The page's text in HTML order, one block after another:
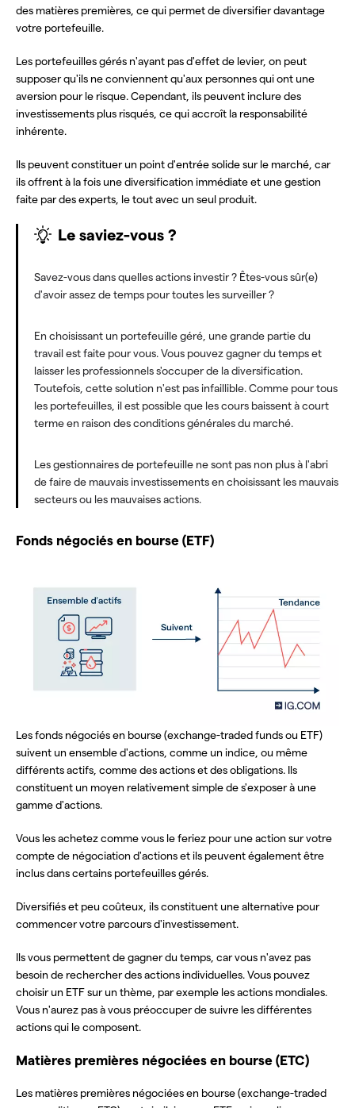
des matières premières, ce qui permet de diversifier davantage
votre portefeuille.
Les portefeuilles gérés n'ayant pas d'effet de levier, on peut
supposer qu'ils ne conviennent qu'aux personnes qui ont une
aversion pour le risque. Cependant, ils peuvent inclure des
investissements plus risqués, ce qui accroît la responsabilité
inhérente.
Ils peuvent constituer un point d'entrée solide sur le marché, car
ils offrent à la fois une diversification immédiate et une gestion
faite par des experts, le tout avec un seul produit.
Le saviez-vous ?
Savez-vous dans quelles actions investir ? Êtes-vous sûr(e)
d'avoir assez de temps pour toutes les surveiller ?
En choisissant un portefeuille géré, une grande partie du
travail est faite pour vous. Vous pouvez gagner du temps et
laisser les professionnels s'occuper de la diversification.
Toutefois, cette solution n'est pas infaillible. Comme pour tous
les portefeuilles, il est possible que les cours baissent à court
terme en raison des conditions générales du marché.
Les gestionnaires de portefeuille ne sont pas non plus à l'abri
de faire de mauvais investissements en choisissant les mauvais
secteurs ou les mauvaises actions.
Fonds négociés en bourse (ETF)
Les fonds négociés en bourse (exchange-traded funds ou ETF)
suivent un ensemble d'actions, comme un indice, ou même
différents actifs, comme des actions et des obligations. Ils
constituent un moyen relativement simple de s'exposer à une
gamme d'actions.
Vous les achetez comme vous le feriez pour une action sur votre
compte de négociation d'actions et ils peuvent également être
inclus dans certains portefeuilles gérés.
Diversifiés et peu coûteux, ils constituent une alternative pour
commencer votre parcours d'investissement.
Ils vous permettent de gagner du temps, car vous n'avez pas
besoin de rechercher des actions individuelles. Vous pouvez
choisir un ETF sur un thème, par exemple les actions mondiales.
Vous n'aurez pas à vous préoccuper de suivre les différentes
actions qui le composent.
Matières premières négociées en bourse (ETC)
Les matières premières négociées en bourse (exchange-traded